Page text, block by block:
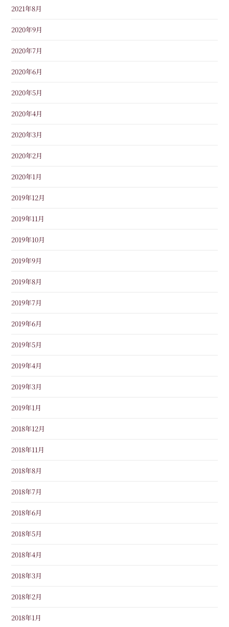
2021年8月
2020年9月
2020年7月
2020年6月
2020年5月
2020年4月
2020年3月
2020年2月
2020年1月
2019年12月
2019年11月
2019年10月
2019年9月
2019年8月
2019年7月
2019年6月
2019年5月
2019年4月
2019年3月
2019年1月
2018年12月
2018年11月
2018年8月
2018年7月
2018年6月
2018年5月
2018年4月
2018年3月
2018年2月
2018年1月